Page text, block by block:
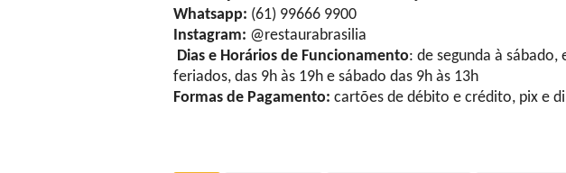
Whatsapp: (61) 99666 9900
Instagram: @restaurabrasilia
Dias e Horários de Funcionamento: de segunda à
feriados, das 9h às 19h e sábado das 9h às 13h
Formas de Pagamento: cartões de débito e crédito, pix e